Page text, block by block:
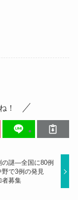
！
の謎―全国に80例
で3例の発見
募集